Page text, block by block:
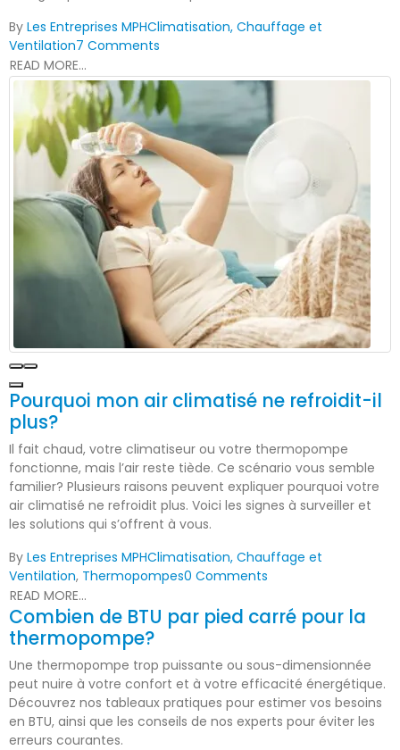
By Les Entreprises MPHClimatisation, Chauffage et
Ventilation7 Comments
READ MORE...
Pourquoi mon air climatisé ne refroidit-il
plus?
Il fait chaud, votre climatiseur ou votre thermopompe
fonctionne, mais l’air reste tiède. Ce scénario vous semble
familier? Plusieurs raisons peuvent expliquer pourquoi votre
air climatisé ne refroidit plus. Voici les signes à surveiller et
les solutions qui s’offrent à vous.
By Les Entreprises MPHClimatisation, Chauffage et
Ventilation, Thermopompes0 Comments
READ MORE...
Combien de BTU par pied carré pour la
thermopompe?
Une thermopompe trop puissante ou sous-dimensionnée
peut nuire à votre confort et à votre efficacité énergétique.
Découvrez nos tableaux pratiques pour estimer vos besoins
en BTU, ainsi que les conseils de nos experts pour éviter les
erreurs courantes.